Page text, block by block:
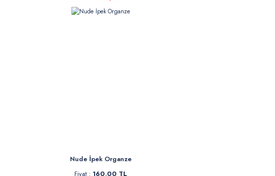
Nude İpek Organze
Fiyat : 160,00 TL